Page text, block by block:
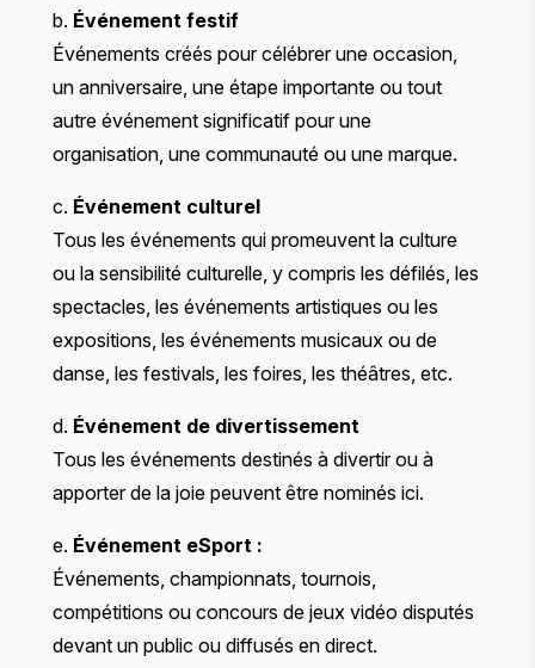
b. Événement festif
Événements créés pour célébrer une occasion,
un anniversaire, une étape importante ou tout
autre événement significatif pour une
organisation, une communauté ou une marque.
c. Événement culturel
Tous les événements qui promeuvent la culture
ou la sensibilité culturelle, y compris les défilés, les
spectacles, les événements artistiques ou les
expositions, les événements musicaux ou de
danse, les festivals, les foires, les théâtres, etc.
d. Événement de divertissement
Tous les événements destinés à divertir ou à
apporter de la joie peuvent être nominés ici.
e. Événement eSport :
Événements, championnats, tournois,
compétitions ou concours de jeux vidéo disputés
devant un public ou diffusés en direct.